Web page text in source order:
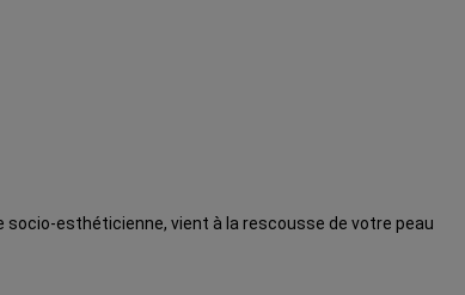
esthéticienne, vient à la rescousse de votre peau